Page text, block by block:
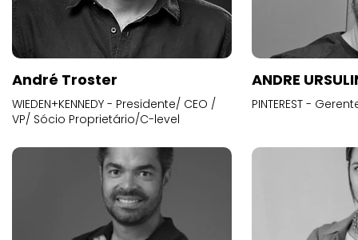
André Troster
WIEDEN+KENNEDY - Presidente/ CEO /
VP/ Sócio Proprietário/C-level
ANDRE
PINTEREST -